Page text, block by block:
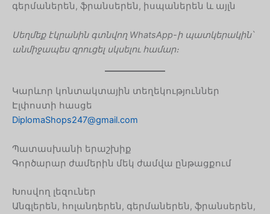
գերմաներեն, ֆրանսերեն, իսպաներեն և այլն
Սեղմեք էկրանին գտնվող WhatsApp-ի պատկերակին՝
անմիջապես զրուցել սկսելու համար։
Կարևոր կոնտակտային տեղեկություններ
Էլփոստի հասցե
DiplomaShops247@gmail.com
Պատասխանի երաշխիք
Գործարար ժամերին մեկ ժամվա ընթացքում
Խոսվող լեզուներ
Անգլերեն, հոլանդերեն, գերմաներեն, ֆրանսերեն,
Korean
Lithuanian
Russian
Slovak
Chinese